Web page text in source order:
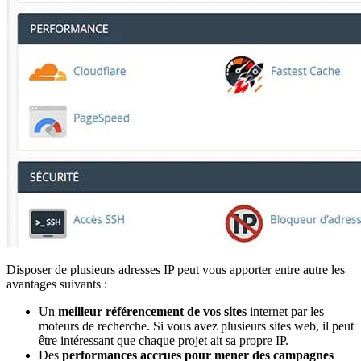
Disposer de plusieurs adresses IP peut vous apporter entre autre les
avantages suivants :
Un meilleur référencement de vos sites internet par les
moteurs de recherche. Si vous avez plusieurs sites web, il peut
être intéressant que chaque projet ait sa propre IP.
Des performances accrues pour mener des campagnes